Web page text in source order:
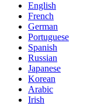
English
French
German
Portuguese
Spanish
Russian
Japanese
Korean
Arabic
Irish